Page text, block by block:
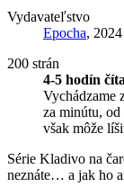
Vydavateľstvo
Epocha, 2024
200 strán
4-5 hodín
Vychádzame
za minútu,
však môže
Série Kladivo na
neznáte… a jak ho